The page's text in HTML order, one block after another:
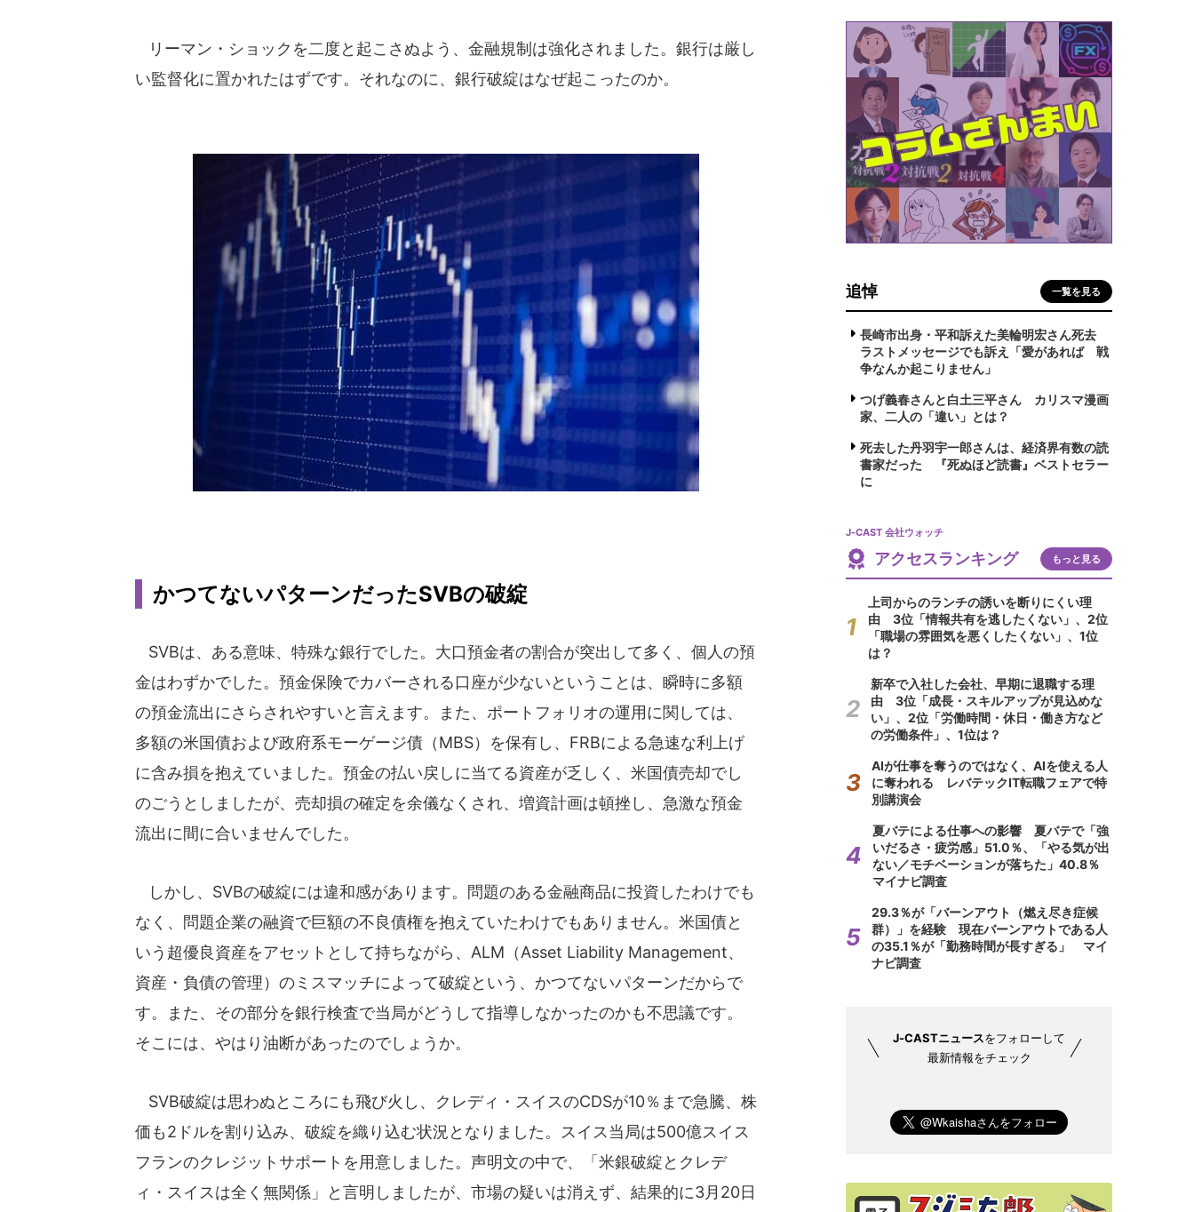
リーマン・ショックを二度と起こさぬよう、金融規制は強化されました。銀行は厳し
い監督化に置かれたはずです。それなのに、銀行破綻はなぜ起こったのか。
かつてないパターンだったSVBの破綻
SVBは、ある意味、特殊な銀行でした。大口預金者の割合が突出して多く、個人の預
金はわずかでした。預金保険でカバーされる口座が少ないということは、瞬時に多額
の預金流出にさらされやすいと言えます。また、ポートフォリオの運用に関しては、
多額の米国債および政府系モーゲージ債（MBS）を保有し、FRBによる急速な利上げ
に含み損を抱えていました。預金の払い戻しに当てる資産が乏しく、米国債売却でし
のごうとしましたが、売却損の確定を余儀なくされ、増資計画は頓挫し、急激な預金
流出に間に合いませんでした。
しかし、SVBの破綻には違和感があります。問題のある金融商品に投資したわけでも
なく、問題企業の融資で巨額の不良債権を抱えていたわけでもありません。米国債と
いう超優良資産をアセットとして持ちながら、ALM（Asset Liability Management、
資産・負債の管理）のミスマッチによって破綻という、かつてないパターンだからで
す。また、その部分を銀行検査で当局がどうして指導しなかったのかも不思議です。
そこには、やはり油断があったのでしょうか。
SVB破綻は思わぬところにも飛び火し、クレディ・スイスのCDSが10％まで急騰、株
価も2ドルを割り込み、破綻を織り込む状況となりました。スイス当局は500億スイス
フランのクレジットサポートを用意しました。声明文の中で、「米銀破綻とクレデ
ィ・スイスは全く無関係」と言明しましたが、市場の疑いは消えず、結果的に3月20日
追悼 一覧を見る
長崎市出身・平和訴えた美輪明宏さん死去
ラストメッセージでも訴え「愛があれば 戦
争なんか起こりません」
つげ義春さんと白土三平さん カリスマ漫画
家、二人の「違い」とは？
死去した丹羽宇一郎さんは、経済界有数の読
書家だった 『死ぬほど読書』ベストセラー
に
J-CAST 会社ウォッチ
アクセスランキング もっと見る
上司からのランチの誘いを断りにくい理
由 3位「情報共有を逃したくない」、2位
「職場の雰囲気を悪くしたくない」、1位
は？
新卒で入社した会社、早期に退職する理
由 3位「成長・スキルアップが見込めな
い」、2位「労働時間・休日・働き方など
の労働条件」、1位は？
AIが仕事を奪うのではなく、AIを使える人
に奪われる レバテックIT転職フェアで特
別講演会
夏バテによる仕事への影響 夏バテで「強
いだるさ・疲労感」51.0％、「やる気が出
ない／モチベーションが落ちた」40.8％
マイナビ調査
29.3％が「バーンアウト（燃え尽き症候
群）」を経験 現在バーンアウトである人
の35.1％が「勤務時間が長すぎる」 マイ
ナビ調査
J-CASTニュースをフォローして
最新情報をチェック